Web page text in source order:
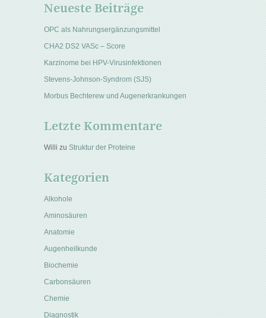
Neueste Beiträge
OPC als Nahrungsergänzungsmittel
CHA2 DS2 VASc – Score
Karzinome bei HPV-Virusinfektionen
Stevens-Johnson-Syndrom (SJS)
Morbus Bechterew und Augenerkrankungen
Letzte Kommentare
Willi zu Struktur der Proteine
Kategorien
Alkohole
Aminosäuren
Anatomie
Augenheilkunde
Biochemie
Carbonsäuren
Chemie
Diagnostik